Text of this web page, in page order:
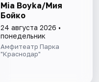
Mia Boyka/Мия
Бойко
24 августа 2026 •
понедельник
Амфитеатр Парка
"Краснодар"